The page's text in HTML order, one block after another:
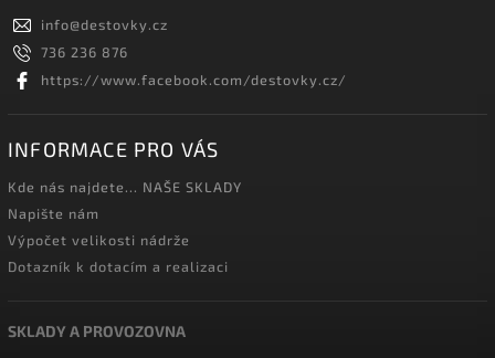
info@destovky.cz
736 236 876
https://www.facebook.com/destovky.cz/
INFORMACE PRO VÁS
Kde nás najdete... NAŠE SKLADY
Napište nám
Výpočet velikosti nádrže
Dotazník k dotacím a realizaci
SKLADY A PROVOZOVNA